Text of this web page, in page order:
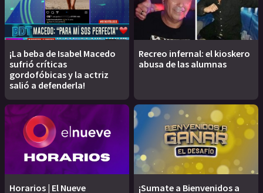
¡La beba de Isabel Macedo
sufrió críticas
gordofóbicas y la actriz
salió a defenderla!
Recreo infernal: el kioskero
abusa de las alumnas
Horarios | El Nueve
¡Sumate a Bienvenidos a